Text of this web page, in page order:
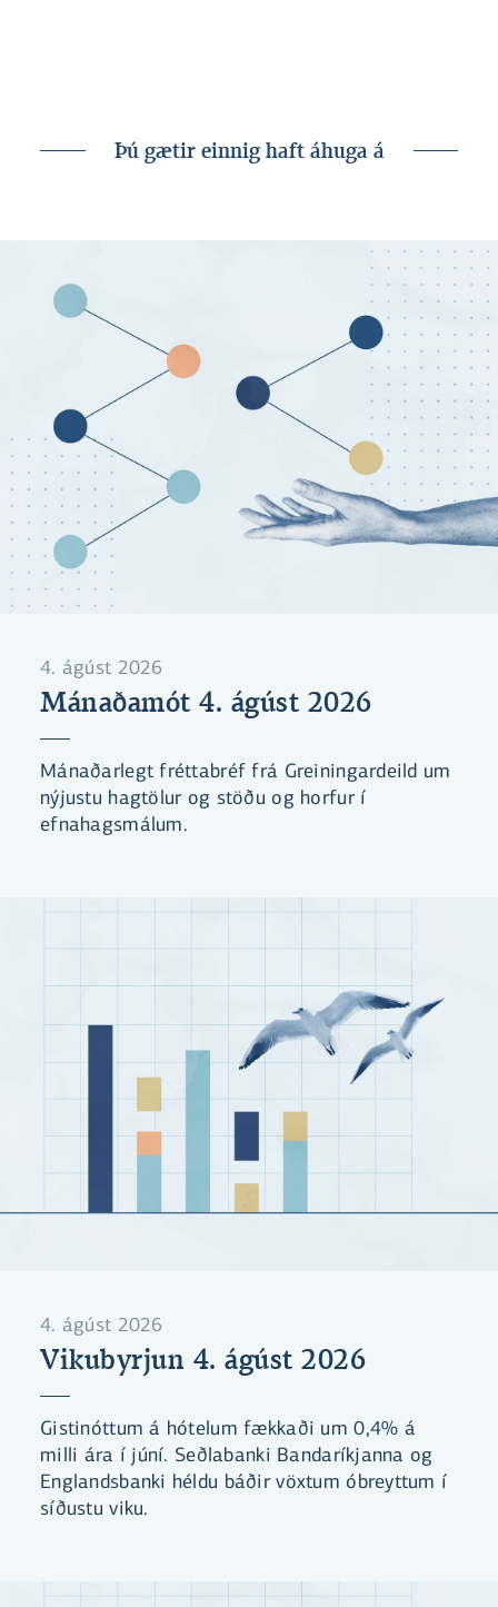
Þú gætir einnig haft áhuga á
4. ágúst 2026
Mánaðamót 4. ágúst 2026
Mánaðarlegt fréttabréf frá Greiningardeild um
nýjustu hagtölur og stöðu og horfur í
efnahagsmálum.
4. ágúst 2026
Vikubyrjun 4. ágúst 2026
Gistinóttum á hótelum fækkaði um 0,4% á
milli ára í júní. Seðlabanki Bandaríkjanna og
Englandsbanki héldu báðir vöxtum óbreyttum í
síðustu viku.